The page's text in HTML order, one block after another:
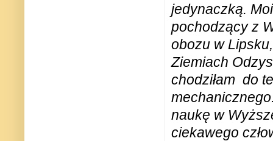
jedynaczką.
pochodzący z
obozu w
Ziemiach
chodziłam do
naukę w
ciekawego